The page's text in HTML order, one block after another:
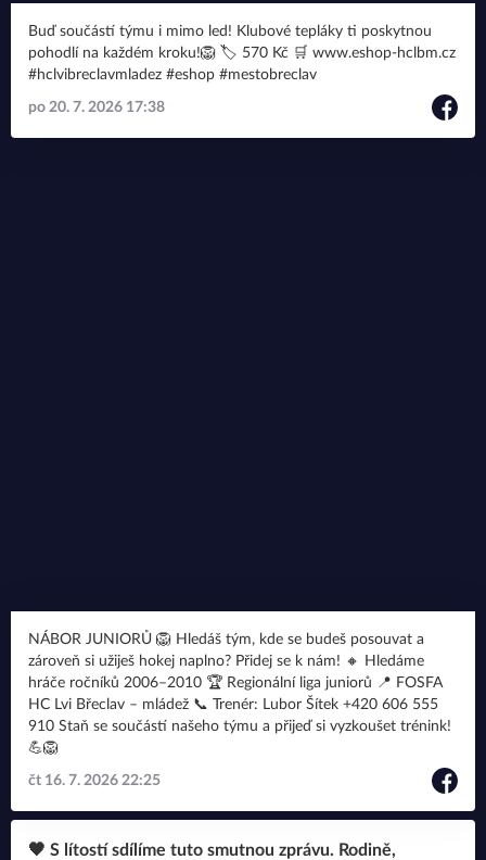
Buď součástí týmu i mimo led! Klubové tepláky ti poskytnou
pohodlí na každém kroku!🦁 🏷️ 570 Kč 🛒 www.eshop-hclbm.cz
#hclvibreclavmladez #eshop #mestobreclav
po 20. 7. 2026 17:38
NÁBOR JUNIORŮ 🦁 Hledáš tým, kde se budeš posouvat a
zároveň si užiješ hokej naplno? Přidej se k nám! 🔸 Hledáme
hráče ročníků 2006–2010 🏆 Regionální liga juniorů 📍 FOSFA
HC Lvi Břeclav – mládež 📞 Trenér: Lubor Šítek +420 606 555
910 Staň se součástí našeho týmu a přijeď si vyzkoušet trénink!
💪🦁
čt 16. 7. 2026 22:25
🖤 S lítostí sdílíme tuto smutnou zprávu. Rodině,